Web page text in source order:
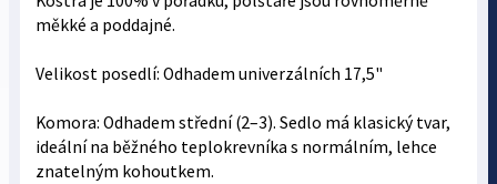
měkké a poddajné.
Velikost posedlí: Odhadem univerzálních 17,5"
Komora: Odhadem střední (2–3). Sedlo má klasický tvar,
ideální na běžného teplokrevníka s normálním, lehce
znatelným kohoutkem.